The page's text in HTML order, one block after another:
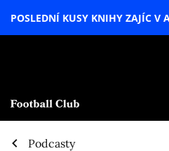
POSLEDNÍ KUSY KNIHY ZAJÍC V
Podcasty